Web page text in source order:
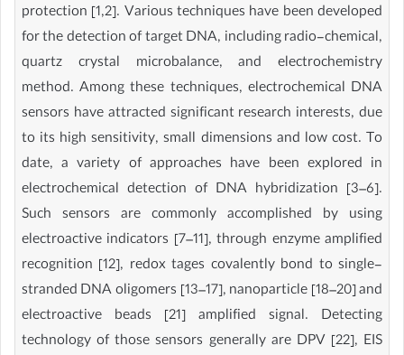
protection [1,2]. Various techniques have been developed
for the detection of target DNA, including radio-chemical,
quartz crystal microbalance, and electrochemistry
method. Among these techniques, electrochemical DNA
sensors have attracted significant research interests, due
to its high sensitivity, small dimensions and low cost. To
date, a variety of approaches have been explored in
electrochemical detection of DNA hybridization [3–6].
Such sensors are commonly accomplished by using
electroactive indicators [7–11], through enzyme amplified
recognition [12], redox tages covalently bond to single-
stranded DNA oligomers [13–17], nanoparticle [18–20] and
electroactive beads [21] amplified signal. Detecting
technology of those sensors generally are DPV [22], EIS